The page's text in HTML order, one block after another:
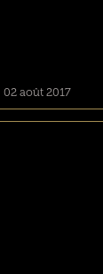
août 2017